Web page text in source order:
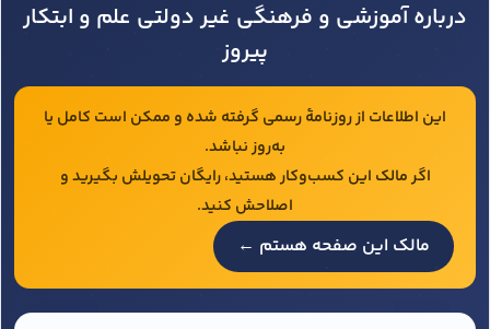
درباره آموزشی و فرهنگی غیر دولتی علم و ابتکار
پیروز
این اطلاعات از روزنامهٔ رسمی گرفته شده و ممکن است کامل یا
به‌روز نباشد.
اگر مالک این کسب‌وکار هستید، رایگان تحویلش بگیرید و
اصلاحش کنید.
مالک این صفحه هستم ←